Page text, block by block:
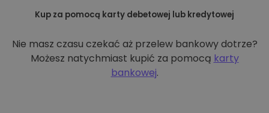
Kup za pomocą karty debetowej lub kredytowej
Nie masz czasu czekać aż przelew bankowy dotrze?
Możesz natychmiast kupić za pomocą karty
bankowej.